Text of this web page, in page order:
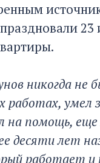
никогда не
работах, умел
на помощь,
десяти лет
работает и